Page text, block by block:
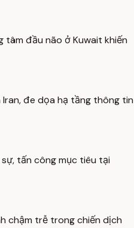
đầu não ở Kuwait khiến
đe dọa hạ tầng thông tin
tấn công mục tiêu tại
chậm trễ trong chiến dịch